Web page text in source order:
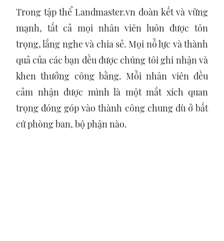
Trong tập thể Landmaster.vn đoàn kết và vững
mạnh, tất cả mọi nhân viên luôn được tôn
trọng, lắng nghe và chia sẻ. Mọi nỗ lực và thành
quả của các bạn đều được chúng tôi ghi nhận và
khen thưởng công bằng. Mỗi nhân viên đều
cảm nhận được mình là một mắt xích quan
trọng đóng góp vào thành công chung dù ở bất
cứ phòng ban, bộ phận nào.